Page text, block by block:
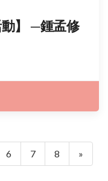
動】 ─鍾孟修
6 7 8 »